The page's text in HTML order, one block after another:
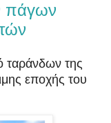
πάγων
ταράνδων της
εποχής του